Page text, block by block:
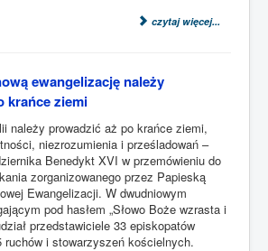
czytaj więcej...
ewangelizację należy
krańce ziemi
należy prowadzić aż po krańce ziemi,
niezrozumienia i prześladowań –
Benedykt XVI w przemówieniu do
zorganizowanego przez Papieską
Ewangelizacji. W dwudniowym
pod hasłem „Słowo Boże wzrasta i
przedstawiciele 33 episkopatów
ruchów i stowarzyszeń kościelnych.